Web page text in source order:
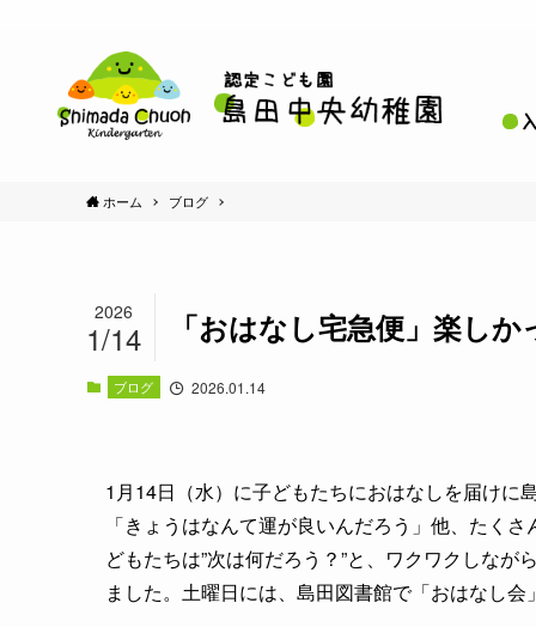
ホーム ブログ
「おはなし宅急便」楽し
2026
1/14
ブログ 2026.01.14
1月14日（水）に子どもたちにおはなしを届けに
「きょうはなんて運が良いんだろう」他、たく
どもたちは”次は何だろう？”と、ワクワクしな
ました。土曜日には、島田図書館で「おはなし